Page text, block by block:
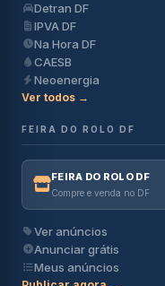
Detran DF
IPVA DF
Na Hora DF
CAESB
Neoenergia
Ver todos →
FEIRA DO ROLO DF
FEIRA DO ROLO DF
Compre e venda no DF
Ver anúncios
Anunciar grátis
Meus anúncios